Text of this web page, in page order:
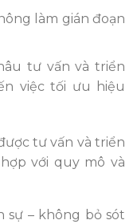
làm gián đoạn
tư vấn và triển
việc tối ưu hiệu
tư vấn và triển
với quy mô và
sự – không bỏ sót